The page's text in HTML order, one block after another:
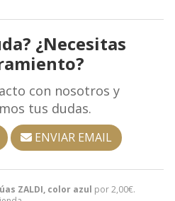
ZALDI, color azul por2,00€.
¿Necesitas
con nosotros y
tus dudas.
ENVIAR EMAIL